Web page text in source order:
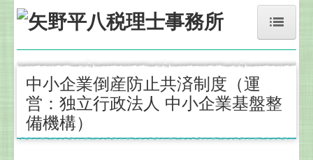
事務所紹介
経営理念
業務案内
中小企業倒産防止共済制度（運
営：独立行政法人 中小企業基盤整
備機構）